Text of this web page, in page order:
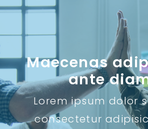
Maecenas
ante
Lorem ipsum dolor
consectetur